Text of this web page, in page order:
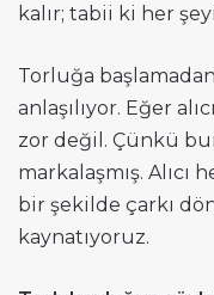
kalır; tabii ki her
Torluğa
anlaşılıyor. Eğer
zor değil. Çünkü
markalaşmış. Alıcı
bir şekilde çarkı
kaynatıyoruz.